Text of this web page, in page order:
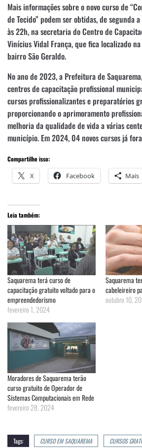
Mais informações sobre o novo curso de
de Tecido” podem ser obtidas, de segunda
às 22h, na secretaria do Centro de
Vinícius Vidal França, que fica localizado
bairro São Geraldo.
No ano de 2023, a Prefeitura de
centros de capacitação profissional
cursos profissionalizantes e preparatórios
proporcionando o aprimoramento
melhoria da qualidade de vida a várias
município. Em 2024, 04 novos cursos já
Compartilhe isso:
X Facebook Mais
Leia também:
Saquarema terá curso de
capacitação gratuito voltado para o
empreendedorismo
fevereiro 1, 2024
Saquarema
cabeleireiro
outubro 10,
Moradores de Saquarema terão
curso gratuito de Operador de
Sistemas Computacionais em Rede
fevereiro 28, 2024
Tags: CURSO EM SAQUAREMA CURSOS